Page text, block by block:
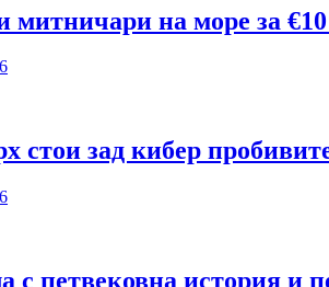
митничари на море за
стои зад кибер
с петвековна история и